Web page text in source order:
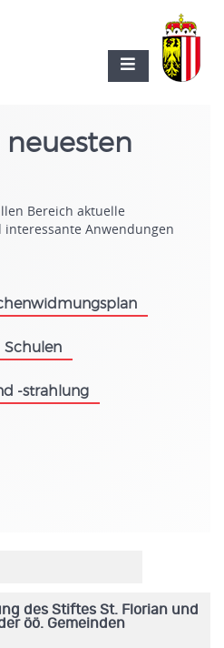
neuesten
Bereich aktuelle
Anwendungen
Schulen
-strahlung
des Stiftes St. Florian und
öö. Gemeinden